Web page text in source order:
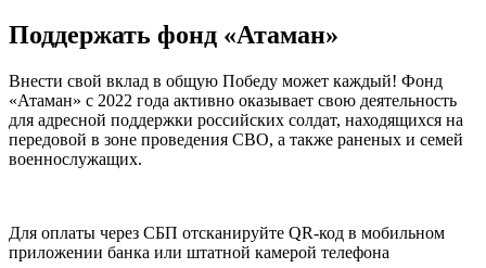
Поддержать фонд «Атаман»
Внести свой вклад в общую Победу может каждый! Фонд
«Атаман» с 2022 года активно оказывает свою деятельность
для адресной поддержки российских солдат, находящихся на
передовой в зоне проведения СВО, а также раненых и семей
военнослужащих.
Для оплаты через СБП отсканируйте QR-код в мобильном
приложении банка или штатной камерой телефона